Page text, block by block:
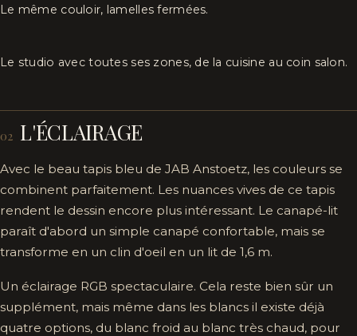
Le même couloir, lamelles fermées.
Le studio avec toutes ses zones, de la cuisine au coin salon.
02 L'ÉCLAIRAGE
Avec le beau tapis bleu de JAB Anstoetz, les couleurs se
combinent parfaitement. Les nuances vives de ce tapis
rendent le dessin encore plus intéressant. Le canapé-lit
paraît d'abord un simple canapé confortable, mais se
transforme en un clin d'oeil en un lit de 1,6 m.
Un éclairage RGB spectaculaire. Cela reste bien sûr un
supplément, mais même dans les blancs il existe déjà
quatre options, du blanc froid au blanc très chaud, pour